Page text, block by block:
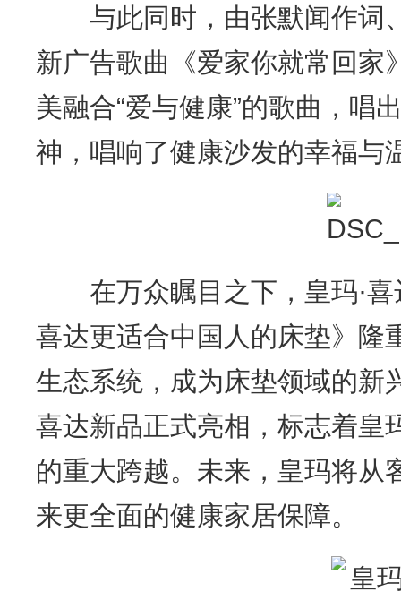
与此同时，由张默闻作词
新广告歌曲《爱家你就常回家
美融合“爱与健康”的歌曲，唱
神，唱响了健康沙发的幸福与
在万众瞩目之下，皇玛·喜
喜达更适合中国人的床垫》隆
生态系统，成为床垫领域的新
喜达新品正式亮相，标志着皇
的重大跨越。未来，皇玛将从
来更全面的健康家居保障。